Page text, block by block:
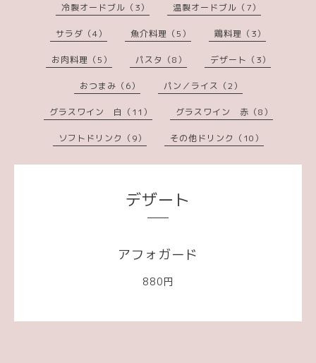
冷製オードブル（3） 温製オードブル（7）
サラダ（4） 魚介料理（5） 鶏料理（3）
お肉料理（5） パスタ（8） デザート（3）
おつまみ（6） パン／ライス（2）
グラスワイン 白（11） グラスワイン 赤（8）
ソフトドリンク（9） その他ドリンク（10）
デザート
アフォガード
880円